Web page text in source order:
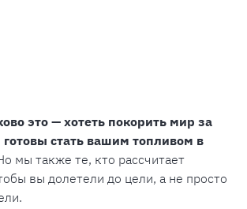
это — хотеть покорить мир за
стать вашим топливом в
мы также те, кто рассчитает
вы долетели до цели, а не просто